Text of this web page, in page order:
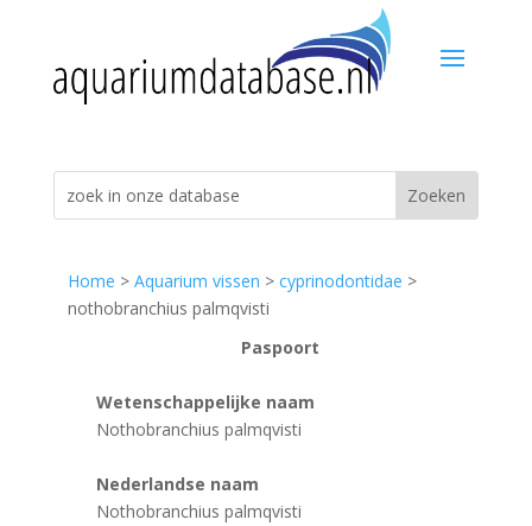
Home > Aquarium vissen > cyprinodontidae >
nothobranchius palmqvisti
Paspoort
Wetenschappelijke naam
Nothobranchius palmqvisti
Nederlandse naam
Nothobranchius palmqvisti